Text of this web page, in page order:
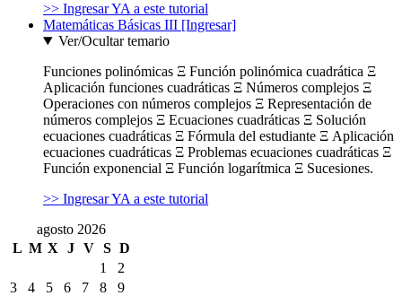
>> Ingresar YA a este tutorial
Matemáticas Básicas III [Ingresar]
Ver/Ocultar temario
Funciones polinómicas Ξ Función polinómica cuadrática Ξ
Aplicación funciones cuadráticas Ξ Números complejos Ξ
Operaciones con números complejos Ξ Representación de
números complejos Ξ Ecuaciones cuadráticas Ξ Solución
ecuaciones cuadráticas Ξ Fórmula del estudiante Ξ Aplicación
ecuaciones cuadráticas Ξ Problemas ecuaciones cuadráticas Ξ
Función exponencial Ξ Función logarítmica Ξ Sucesiones.
>> Ingresar YA a este tutorial
agosto 2026
L M X J V S D
1
2
3
4 5 6 7 8
9